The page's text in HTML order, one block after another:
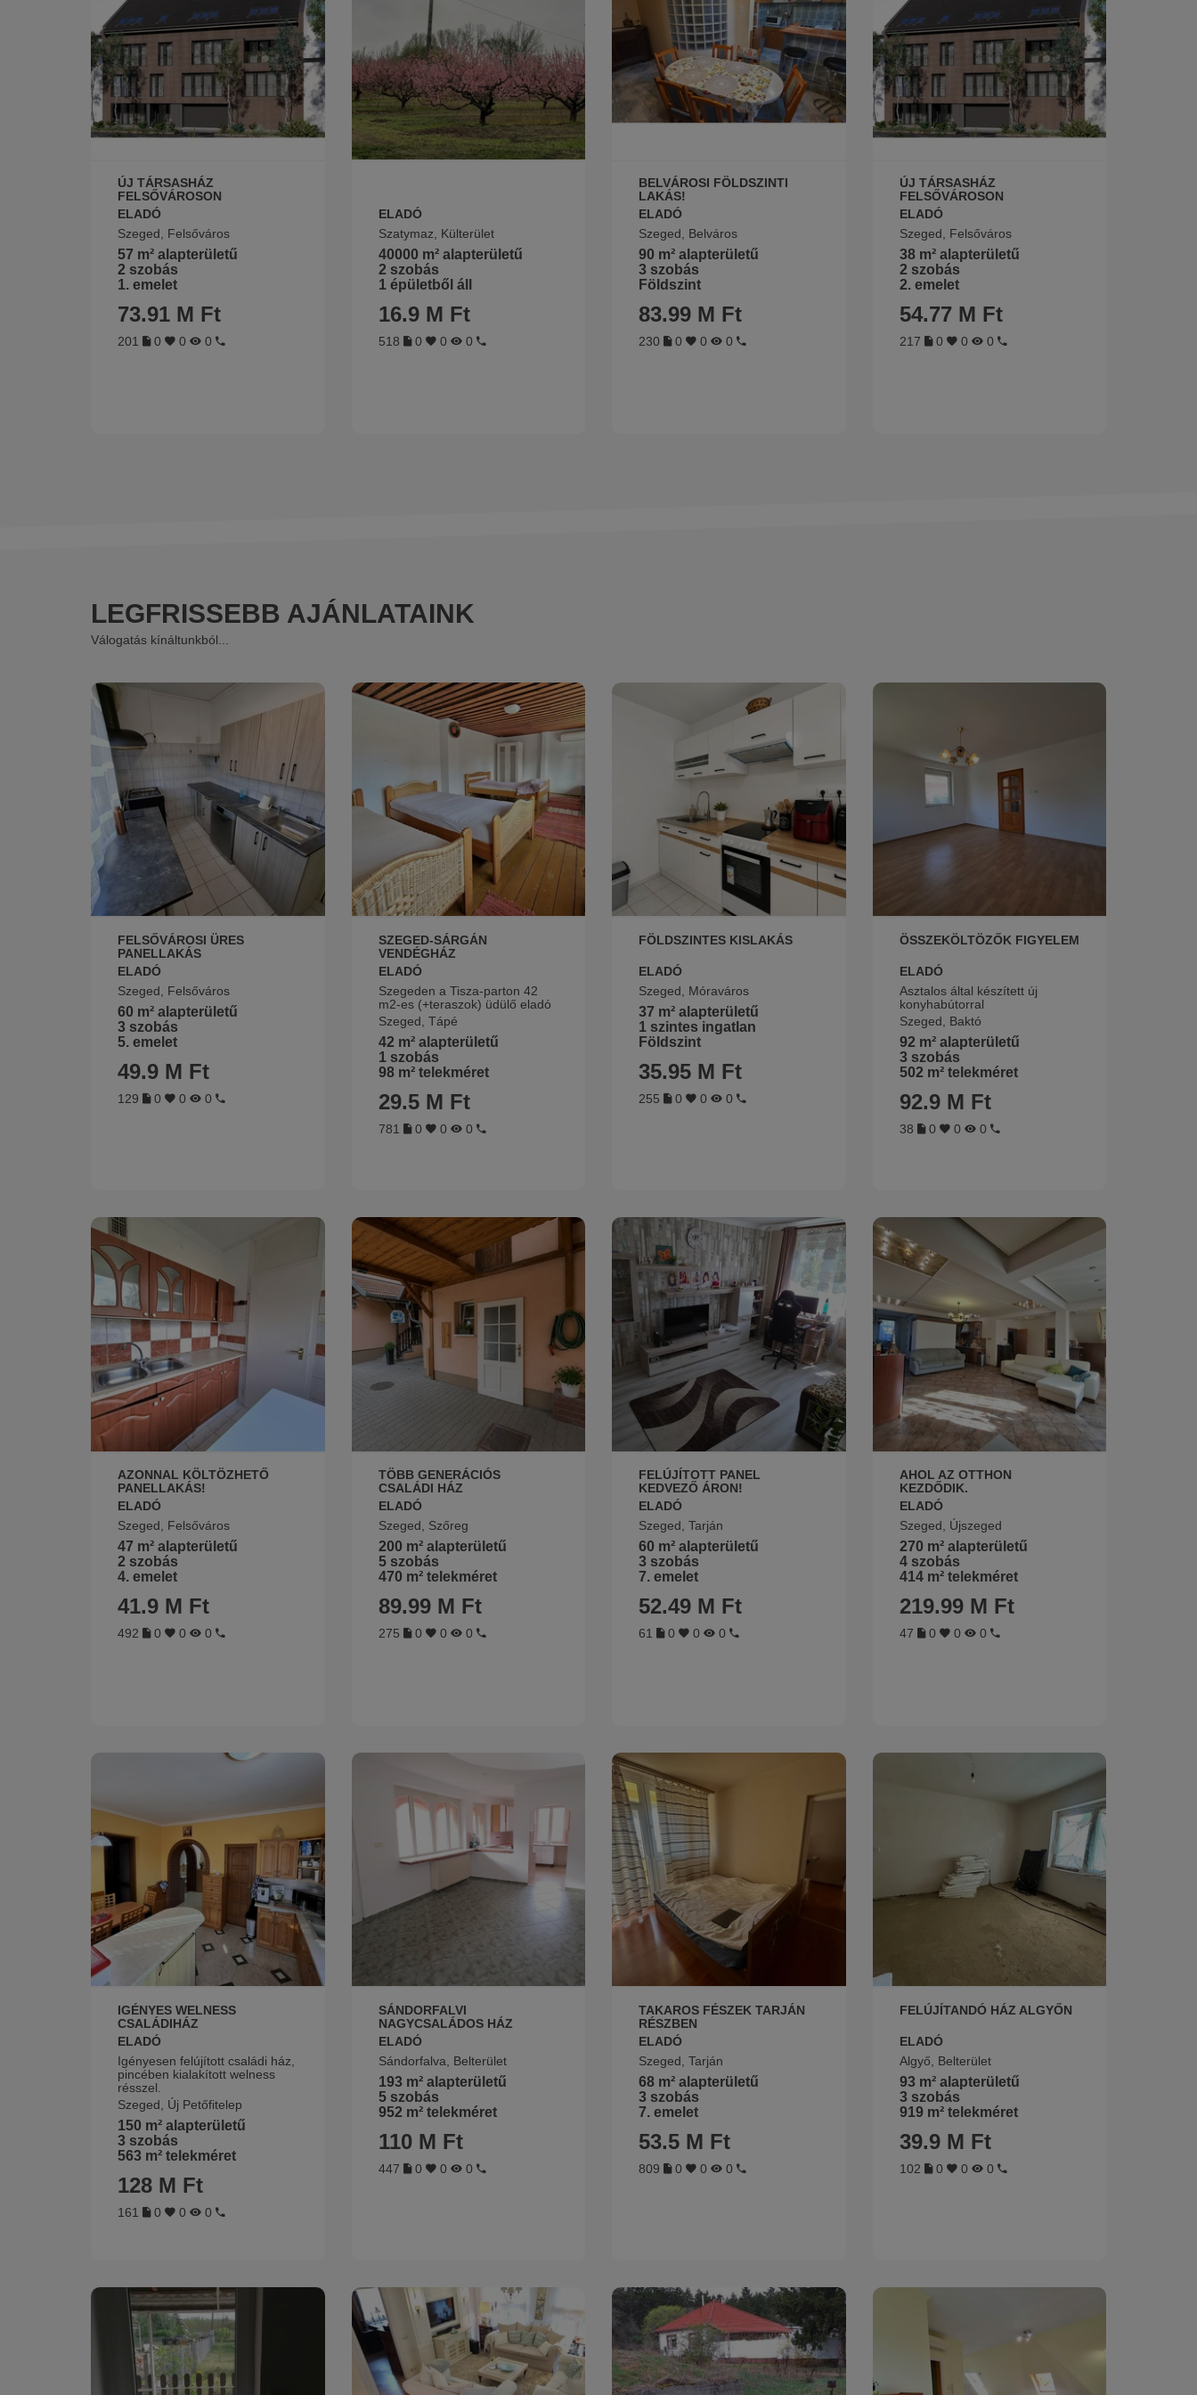
ÚJ TÁRSASHÁZ
FELSŐVÁROSON
ELADÓ
Szeged, Felsőváros
57 m² alapterületű
2 szobás
1. emelet
73.91 M Ft
201 0 0 0
ELADÓ
Szatymaz, Külterület
40000 m² alapterületű
2 szobás
1 épületből áll
16.9 M Ft
518 0 0 0
BELVÁROSI FÖLDSZINTI
LAKÁS!
ELADÓ
Szeged, Belváros
90 m² alapterületű
3 szobás
Földszint
83.99 M Ft
230 0 0 0
ÚJ TÁRSASHÁZ
FELSŐVÁROSON
ELADÓ
Szeged, Felsőváros
38 m² alapterületű
2 szobás
2. emelet
54.77 M Ft
217 0 0 0
LEGFRISSEBB AJÁNLATAINK
Válogatás kínáltunkból...
FELSŐVÁROSI ÜRES
PANELLAKÁS
ELADÓ
Szeged, Felsőváros
60 m² alapterületű
3 szobás
5. emelet
49.9 M Ft
129 0 0 0
SZEGED-SÁRGÁN
VENDÉGHÁZ
ELADÓ
Szegeden a Tisza-parton 42
m2-es (+teraszok) üdülő eladó
Szeged, Tápé
42 m² alapterületű
1 szobás
98 m² telekméret
29.5 M Ft
781 0 0 0
FÖLDSZINTES KISLAKÁS
ELADÓ
Szeged, Móraváros
37 m² alapterületű
1 szintes ingatlan
Földszint
35.95 M Ft
255 0 0 0
ÖSSZEKÖLTÖZŐK FIGYELEM
ELADÓ
Asztalos által készített új
konyhabútorral
Szeged, Baktó
92 m² alapterületű
3 szobás
502 m² telekméret
92.9 M Ft
38 0 0 0
AZONNAL KÖLTÖZHETŐ
PANELLAKÁS!
ELADÓ
Szeged, Felsőváros
47 m² alapterületű
2 szobás
4. emelet
41.9 M Ft
492 0 0 0
TÖBB GENERÁCIÓS
CSALÁDI HÁZ
ELADÓ
Szeged, Szőreg
200 m² alapterületű
5 szobás
470 m² telekméret
89.99 M Ft
275 0 0 0
FELÚJÍTOTT PANEL
KEDVEZŐ ÁRON!
ELADÓ
Szeged, Tarján
60 m² alapterületű
3 szobás
7. emelet
52.49 M Ft
61 0 0 0
AHOL AZ OTTHON
KEZDŐDIK.
ELADÓ
Szeged, Újszeged
270 m² alapterületű
4 szobás
414 m² telekméret
219.99 M Ft
47 0 0 0
IGÉNYES WELNESS
CSALÁDIHÁZ
ELADÓ
Igényesen felújított családi ház,
pincében kialakított welness
résszel.
Szeged, Új Petőfitelep
150 m² alapterületű
3 szobás
563 m² telekméret
128 M Ft
161 0 0 0
SÁNDORFALVI
NAGYCSALÁDOS HÁZ
ELADÓ
Sándorfalva, Belterület
193 m² alapterületű
5 szobás
952 m² telekméret
110 M Ft
447 0 0 0
TAKAROS FÉSZEK TARJÁN
RÉSZBEN
ELADÓ
Szeged, Tarján
68 m² alapterületű
3 szobás
7. emelet
53.5 M Ft
809 0 0 0
FELÚJÍTANDÓ HÁZ ALGYŐN
ELADÓ
Algyő, Belterület
93 m² alapterületű
3 szobás
919 m² telekméret
39.9 M Ft
102 0 0 0